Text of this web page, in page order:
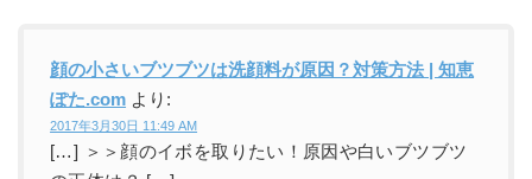
顔の小さいブツブツは洗顔料が原因？対策方法 | 知恵
ぽた.com より:
2017年3月30日 11:49 AM
[…] ＞＞顔のイボを取りたい！原因や白いブツブツ